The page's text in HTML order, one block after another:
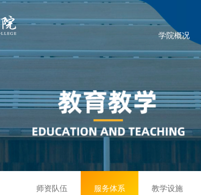
学院概况
师资队伍 服务体系 教学设施